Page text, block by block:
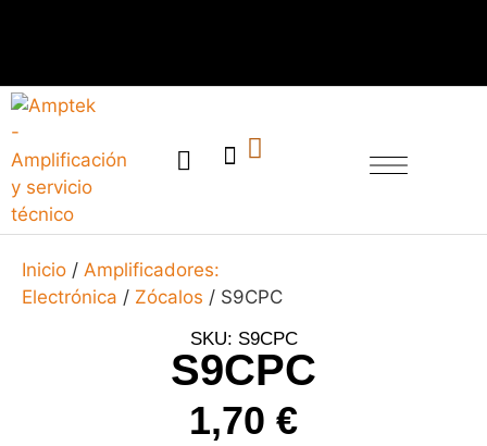
Inicio / Amplificadores:
Electrónica / Zócalos / S9CPC
SKU: S9CPC
S9CPC
1,70 €